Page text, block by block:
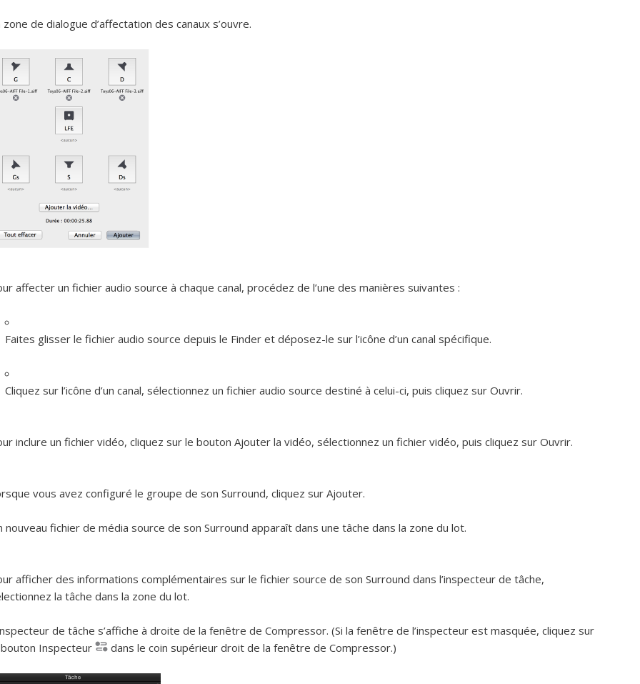
zone de dialogue d’affectation des canaux s’ouvre.
affecter un fichier audio source à chaque canal, procédez de l’une des manières suivantes :
Faites glisser le fichier audio source depuis le Finder et déposez-le sur l’icône d’un canal spécifique.
Cliquez sur l’icône d’un canal, sélectionnez un fichier audio source destiné à celui-ci, puis cliquez sur Ouvrir.
inclure un fichier vidéo, cliquez sur le bouton Ajouter la vidéo, sélectionnez un fichier vidéo, puis cliquez sur Ouvrir.
vous avez configuré le groupe de son Surround, cliquez sur Ajouter.
nouveau fichier de média source de son Surround apparaît dans une tâche dans la zone du lot.
afficher des informations complémentaires sur le fichier source de son Surround dans l’inspecteur de tâche,
la tâche dans la zone du lot.
de tâche s’affiche à droite de la fenêtre de Compressor. (Si la fenêtre de l’inspecteur est masquée, cliquez sur
Inspecteur
dans le coin supérieur droit de la fenêtre de Compressor.)